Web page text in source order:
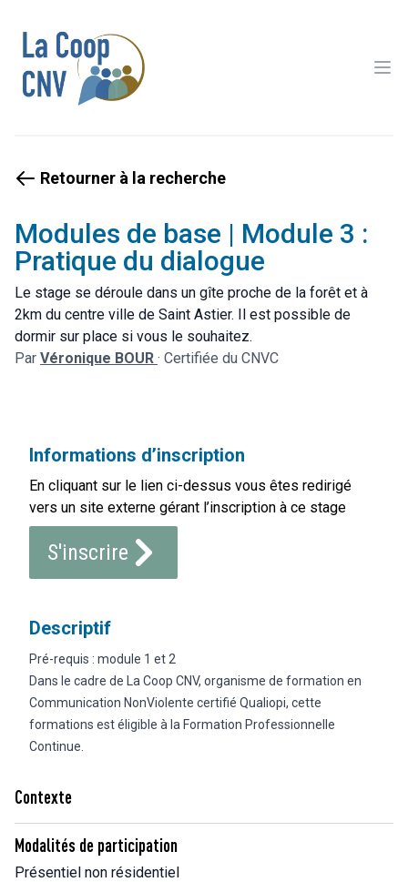
Retourner à la recherche
Modules de base | Module 3 :
Pratique du dialogue
Le stage se déroule dans un gîte proche de la forêt et à
2km du centre ville de Saint Astier. Il est possible de
dormir sur place si vous le souhaitez.
Par Véronique BOUR · Certifiée du CNVC
Contexte
Modalités de participation
Présentiel non résidentiel
Informations d’inscription
En cliquant sur le lien ci-dessus vous êtes redirigé
vers un site externe gérant l’inscription à ce stage
S'inscrire
Descriptif
Pré-requis : module 1 et 2
Dans le cadre de La Coop CNV, organisme de formation en
Communication NonViolente certifié Qualiopi, cette
formations est éligible à la Formation Professionnelle
Continue.